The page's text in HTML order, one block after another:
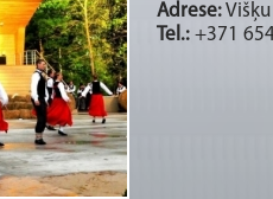
Adrese:
Tel.: +371